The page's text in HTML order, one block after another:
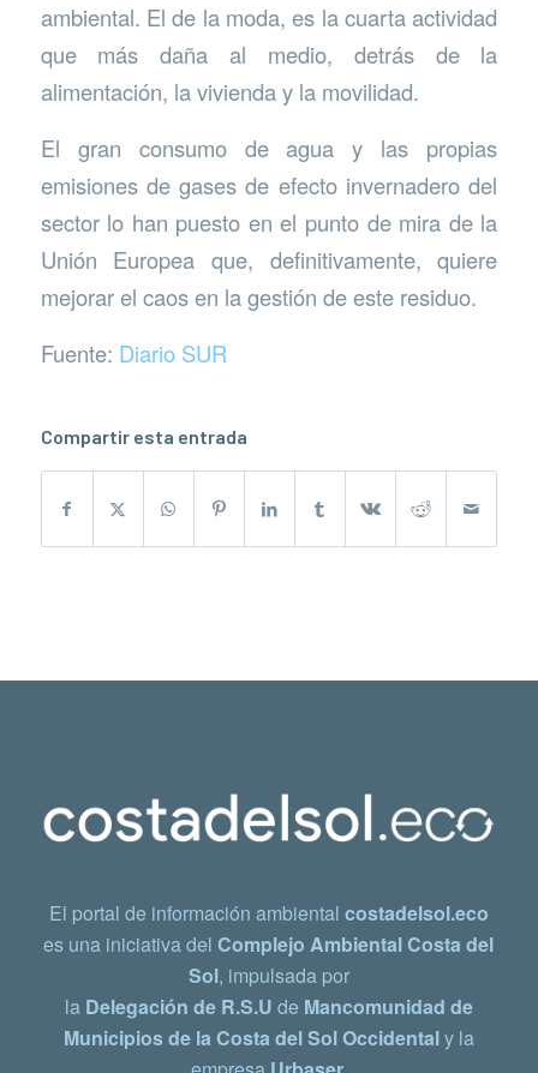
ambiental. El de la moda, es la cuarta actividad
que más daña al medio, detrás de la
alimentación, la vivienda y la movilidad.
El gran consumo de agua y las propias
emisiones de gases de efecto invernadero del
sector lo han puesto en el punto de mira de la
Unión Europea que, definitivamente, quiere
mejorar el caos en la gestión de este residuo.
Fuente: Diario SUR
Compartir esta entrada
El portal de información ambiental costadelsol.eco
es una iniciativa delComplejo Ambiental Costa del
Sol, impulsada por
la Delegación de R.S.U de Mancomunidad de
Municipios de la Costa del Sol Occidentaly la